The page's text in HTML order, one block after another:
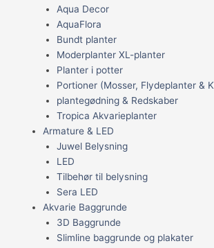
Aqua Decor
AquaFlora
Bundt planter
Moderplanter XL-planter
Planter i potter
Portioner (Mosser, Flydeplanter &
plantegødning & Redskaber
Tropica Akvarieplanter
Armature & LED
Juwel Belysning
LED
Tilbehør til belysning
Sera LED
Akvarie Baggrunde
3D Baggrunde
Slimline baggrunde og plakater